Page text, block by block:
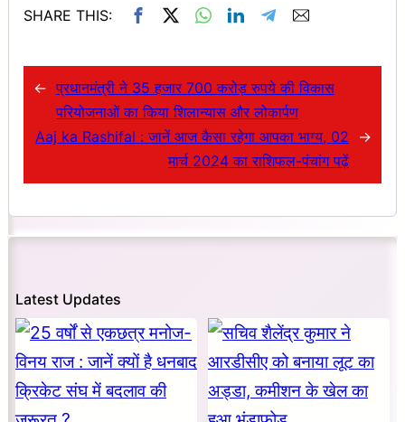
SHARE THIS:
← प्रधानमंत्री ने 35 हजार 700 करोड़ रुपये की विकास
परियोजनाओं का किया शिलान्यास और लोकार्पण
Aaj ka Rashifal : जानें आज कैसा रहेगा आपका भाग्य, 02
मार्च 2024 का राशिफल-पंचांग पढ़ें
→
Latest Updates